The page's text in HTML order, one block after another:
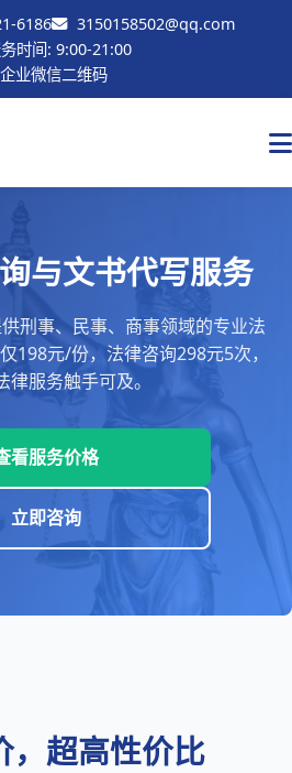
6186
3150158502@qq.com
时间: 9:00-21:00
企业微信二维码
与文书代写服务
刑事、民事、商事领域的专业法
198元/份，法律咨询298元5次，
律服务触手可及。
看服务价格
立即咨询
，超高性价比